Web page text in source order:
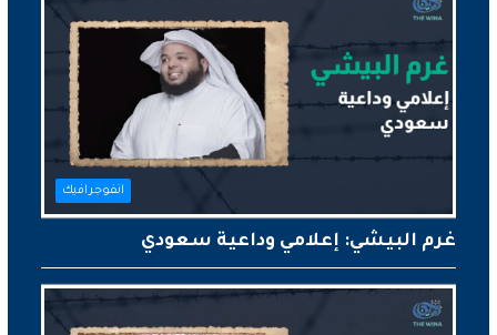
انفوجرافيك
غرم البيشي: إعلامي وداعية سعودي